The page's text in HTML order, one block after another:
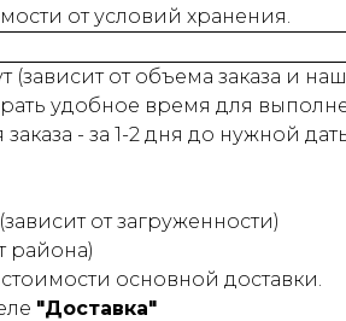
от условий хранения.
от объема заказа и
удобное время для
- за 1-2 дня до нужной
от загруженности)
района)
основной доставки.
"Доставка"